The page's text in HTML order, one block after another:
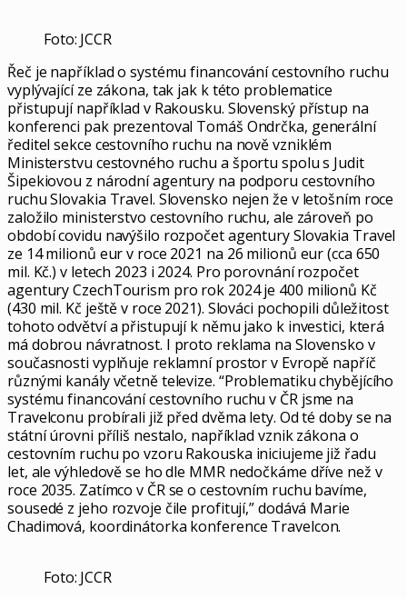
Foto: JCCR
Řeč je například o systému financování cestovního ruchu
vyplývající ze zákona, tak jak k této problematice
přistupují například v Rakousku. Slovenský přístup na
konferenci pak prezentoval Tomáš Ondrčka, generální
ředitel sekce cestovního ruchu na nově vzniklém
Ministerstvu cestovného ruchu a športu spolu s Judit
Šipekiovou z národní agentury na podporu cestovního
ruchu Slovakia Travel. Slovensko nejen že v letošním roce
založilo ministerstvo cestovního ruchu, ale zároveň po
období covidu navýšilo rozpočet agentury Slovakia Travel
ze 14 milionů eur v roce 2021 na 26 milionů eur (cca 650
mil. Kč.) v letech 2023 i 2024. Pro porovnání rozpočet
agentury CzechTourism pro rok 2024 je 400 milionů Kč
(430 mil. Kč ještě v roce 2021). Slováci pochopili důležitost
tohoto odvětví a přistupují k němu jako k investici, která
má dobrou návratnost. I proto reklama na Slovensko v
současnosti vyplňuje reklamní prostor v Evropě napříč
různými kanály včetně televize. “Problematiku chybějícího
systému financování cestovního ruchu v ČR jsme na
Travelconu probírali již před dvěma lety. Od té doby se na
státní úrovni příliš nestalo, například vznik zákona o
cestovním ruchu po vzoru Rakouska iniciujeme již řadu
let, ale výhledově se ho dle MMR nedočkáme dříve než v
roce 2035. Zatímco v ČR se o cestovním ruchu bavíme,
sousedé z jeho rozvoje čile profitují,” dodává Marie
Chadimová, koordinátorka konference Travelcon.
Foto: JCCR